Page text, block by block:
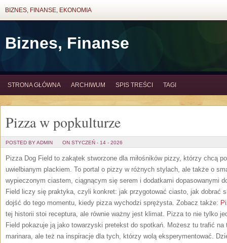
BIZNES, FINANSE, EKONOMIA
Biznes, Finanse
STRONA GŁÓWNA ARCHIWUM SPIS TREŚCI TAGI
Pizza w popkulturze
POSTED BY ADMIN ON STYCZEŃ - 14 - 2026
Pizza Dog Field to zakątek stworzone dla miłośników pizzy, którzy chcą
uwielbianym plackiem. To portal o pizzy w różnych stylach, ale także o
wypieczonym ciastem, ciągnącym się serem i dodatkami dopasowanymi
Field liczy się praktyka, czyli konkret: jak przygotować ciasto, jak dobrać
dojść do tego momentu, kiedy pizza wychodzi sprężysta. Zobacz także:
tej historii stoi receptura, ale równie ważny jest klimat. Pizza to nie tylko
Field pokazuje ją jako towarzyski pretekst do spotkań. Możesz tu trafić
marinara, ale też na inspiracje dla tych, którzy wolą eksperymentować.